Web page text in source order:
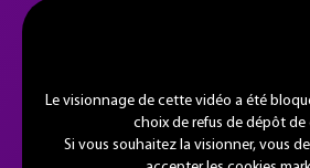
Le visionnage de cette vidéo a été
choix de refus de dépôt de
Si vous souhaitez la visionner, vous